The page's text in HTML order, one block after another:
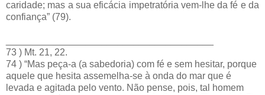
caridade; mas a sua eficácia impetratória vem-lhe da fé e da
confiança” (79).
73 ) Mt. 21, 22.
74 ) “Mas peça-a (a sabedoria) com fé e sem hesitar, porque
aquele que hesita assemelha-se à onda do mar que é
levada e agitada pelo vento. Não pense, pois, tal homem